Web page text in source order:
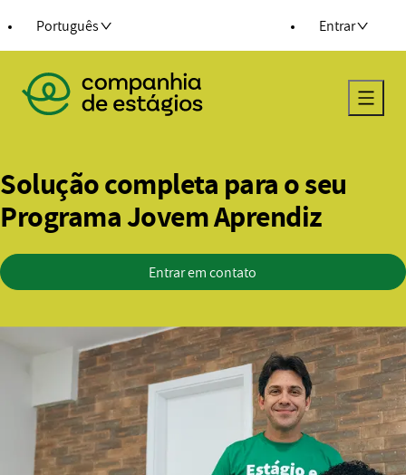
o conteúdo
Português Entrar
Voltar para a página principal
Solução completa para o seu
Programa Jovem Aprendiz
Entrar em contato